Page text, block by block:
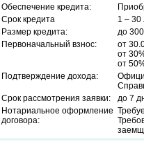
Обеспечение кредита:
Срок кредита
1 – 30
Размер кредита:
до
Первоначальный взнос:
от
от
от
Подтверждение дохода:
Срок рассмотрения заявки:
до 7
Нотариальное оформление
договора: